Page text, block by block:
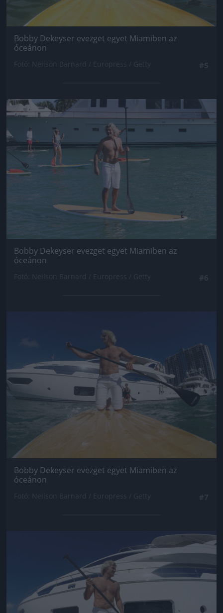
Bobby Dekeyser evezget egyet Miamiben az
óceánon
Jön még kép!
Bobby Dekeyser evezget egyet Miamiben az
óceánon
Bobby Dekeyser evezget egyet Miamiben az
óceánon
Jön még kép!